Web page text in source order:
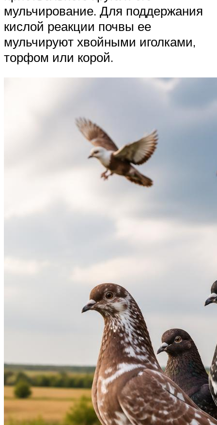
мульчирование. Для поддержания
кислой реакции почвы ее
мульчируют хвойными иголками,
торфом или корой.